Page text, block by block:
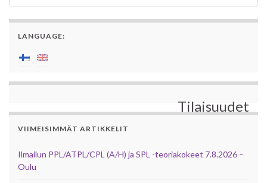
LANGUAGE:
Tilaisuudet
VIIMEISIMMÄT ARTIKKELIT
Ilmailun PPL/ATPL/CPL (A/H) ja SPL -teoriakokeet 7.8.2026 –
Oulu